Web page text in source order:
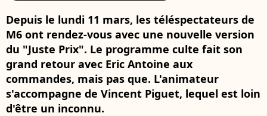
Depuis le lundi 11 mars, les téléspectateurs de
M6 ont rendez-vous avec une nouvelle version
du "Juste Prix". Le programme culte fait son
grand retour avec Eric Antoine aux
commandes, mais pas que. L'animateur
s'accompagne de Vincent Piguet, lequel est loin
d'être un inconnu.